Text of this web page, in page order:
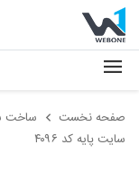
صفحه نخست
ساخت
سایت پایه کد ۴۰۹۶